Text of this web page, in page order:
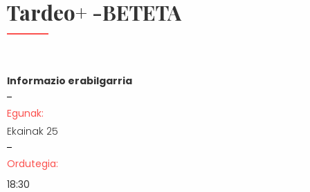
Tardeo+ -BETETA
Informazio erabilgarria
Egunak:
Ekainak 25
Ordutegia:
18:30